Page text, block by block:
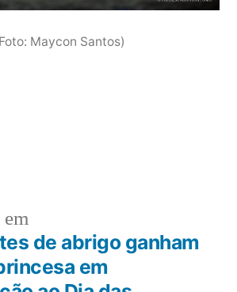
Maycon Santos)
de abrigo ganham
em